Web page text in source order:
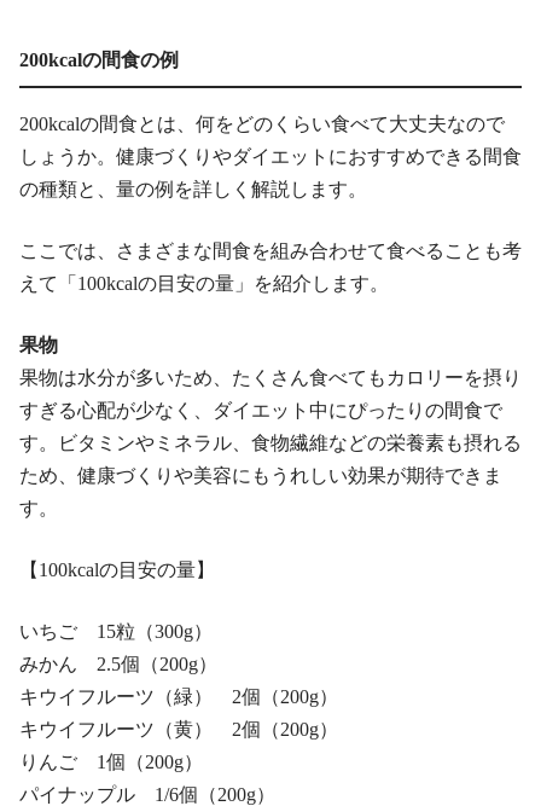
200kcalの間食の例
200kcalの間食とは、何をどのくらい食べて大丈夫なので
しょうか。健康づくりやダイエットにおすすめできる間食
の種類と、量の例を詳しく解説します。
ここでは、さまざまな間食を組み合わせて食べることも考
えて「100kcalの目安の量」を紹介します。
果物
果物は水分が多いため、たくさん食べてもカロリーを摂り
すぎる心配が少なく、ダイエット中にぴったりの間食で
す。ビタミンやミネラル、食物繊維などの栄養素も摂れる
ため、健康づくりや美容にもうれしい効果が期待できま
す。
【100kcalの目安の量】
いちご 15粒（300g）
みかん 2.5個（200g）
キウイフルーツ（緑） 2個（200g）
キウイフルーツ（黄） 2個（200g）
りんご 1個（200g）
パイナップル 1/6個（200g）